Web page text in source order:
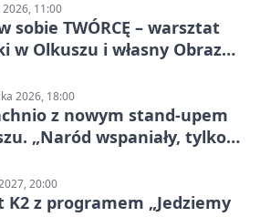
11:00
sobie TWÓRCĘ – warsztat
w Olkuszu i własny Obraz
2026, 18:00
z nowym stand-upem
„Naród wspaniały, tylko
20:00
K2 z programem „Jedziemy